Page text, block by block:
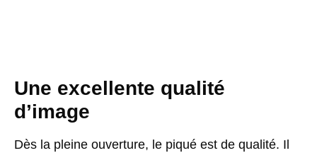
Une excellente qualité
d’image
Dès la pleine ouverture, le piqué est de qualité. Il